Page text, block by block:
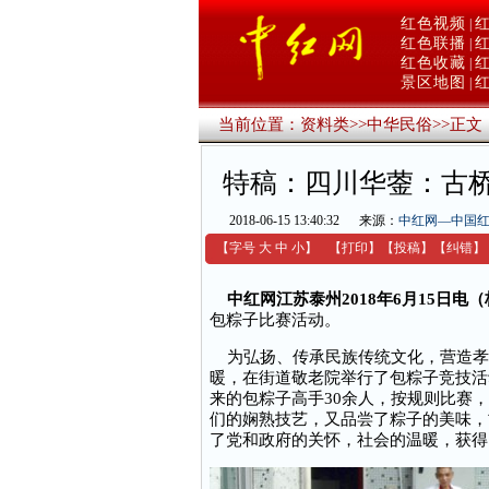
红色视频
红色联播
红色收藏
景区地图
当前位置：资料类>>中华民俗>>正文
特稿：四川华蓥：古
2018-06-15 13:40:32 来源： 中红网—中国
【字号 大 中 小】 【打印 】 【投稿】 【纠错】
中红网江苏泰州2018年6月15日电
包粽子比赛活动。
为弘扬、传承民族传统文化，营造
暖，在街道敬老院举行了包粽子竞技
来的包粽子高手30余人，按规则比赛
们的娴熟技艺，又品尝了粽子的美味
了党和政府的关怀，社会的温暖，获